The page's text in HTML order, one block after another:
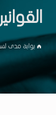
بوابة مدى